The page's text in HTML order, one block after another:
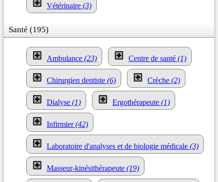
Vétérinaire (3)
Santé (195)
Ambulance (23) Centre de santé (1)
Chirurgien dentiste (6) Crèche (2)
Dialyse (1) Ergothérapeute (1)
Infirmier(42)
Laboratoire d'analyses et de biologie médicale (3)
Masseur-kinésithérapeute (19)